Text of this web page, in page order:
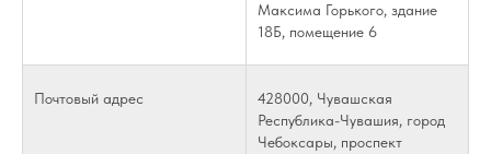
Максима Горького, здание
18Б, помещение 6
Почтовый адрес
428000, Чувашская
Республика-Чувашия, город
Чебоксары, проспект